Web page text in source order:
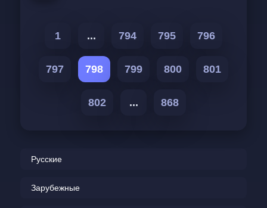
1 ... 794 795 796
797 798 799 800 801
802 ... 868
Русские
Зарубежные